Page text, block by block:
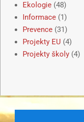
Ekologie (48)
Informace (1)
Prevence (31)
Projekty EU (4)
Projekty školy (4)